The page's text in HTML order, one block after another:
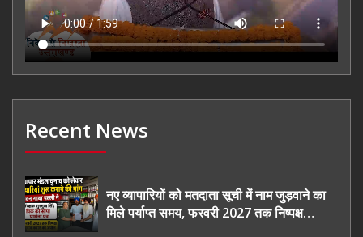
Recent News
नए व्यापारियों को मतदाता सूची में नाम जुड़वाने का
मिले पर्याप्त समय, फरवरी 2027 तक निष्पक्ष